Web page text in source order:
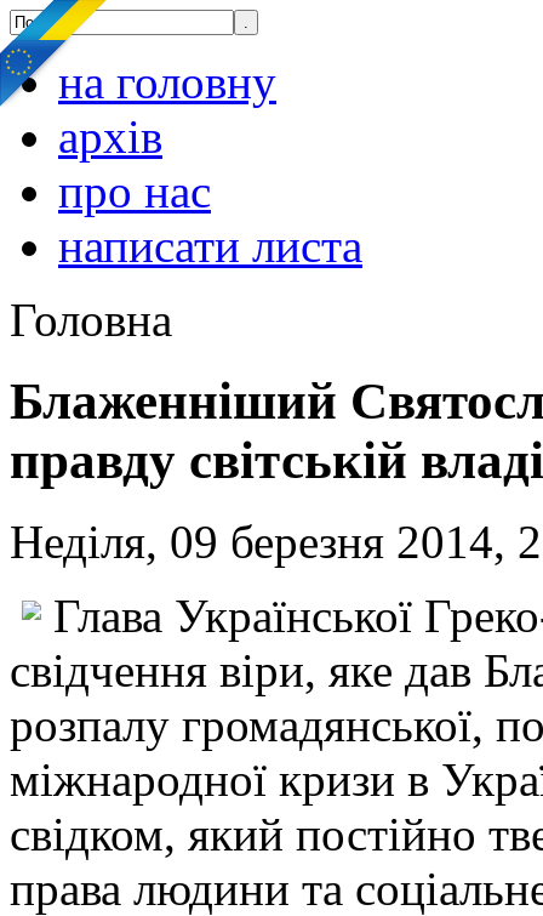
на головну
архів
про нас
написати листа
Головна
Блаженніший
правду світській владі
Неділя, 09 березня 2014,
Глава Української
свідчення віри, яке дав
розпалу громадянської,
міжнародної кризи в
свідком, який постійно
права людини та